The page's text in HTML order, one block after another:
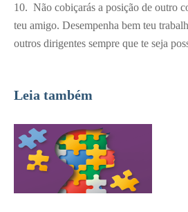
10. Não cobiçarás a posição de outro
teu amigo. Desempenha bem teu
outros dirigentes sempre que te seja
Leia também